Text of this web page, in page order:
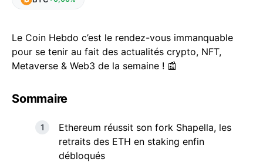
Le Coin Hebdo c’est le rendez-vous immanquable
pour se tenir au fait des actualités crypto, NFT,
Metaverse & Web3 de la semaine ! 📰
Sommaire
Ethereum réussit son fork Shapella, les
retraits des ETH en staking enfin
débloqués